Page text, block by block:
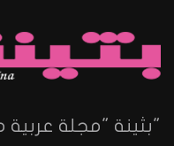
"بثينة "مجلة